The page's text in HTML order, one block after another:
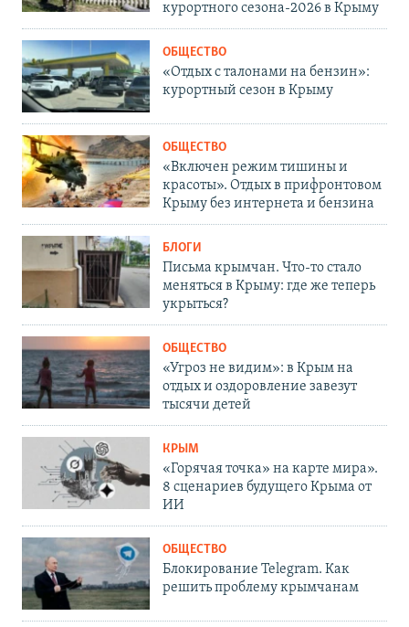
курортного сезона-2026 в Крыму
ОБЩЕСТВО
«Отдых с талонами на бензин»:
курортный сезон в Крыму
ОБЩЕСТВО
«Включен режим тишины и
красоты». Отдых в прифронтовом
Крыму без интернета и бензина
БЛОГИ
Письма крымчан. Что-то стало
меняться в Крыму: где же теперь
укрыться?
ОБЩЕСТВО
«Угроз не видим»: в Крым на
отдых и оздоровление завезут
тысячи детей
КРЫМ
«Горячая точка» на карте мира».
8 сценариев будущего Крыма от
ИИ
ОБЩЕСТВО
Блокирование Telegram. Как
решить проблему крымчанам